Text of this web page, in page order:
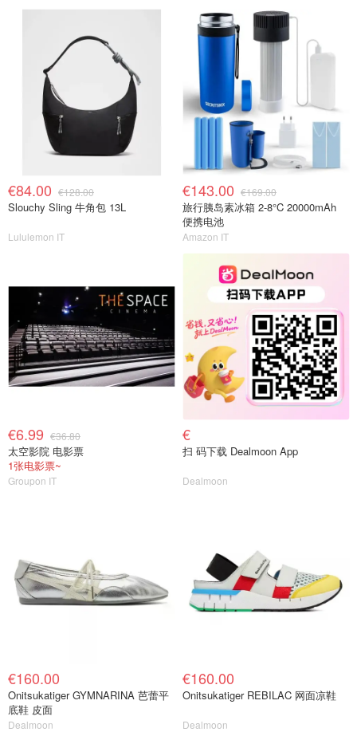
€84.00 €128.00
Slouchy Sling 牛角包 13L
Lululemon IT
€143.00 €169.00
旅行胰岛素冰箱 2-8°C 20000mAh
便携电池
Amazon IT
€6.99 €36.80
太空影院 电影票
1张电影票~
Groupon IT
€
扫 码下载 Dealmoon App
Dealmoon
€160.00
Onitsukatiger GYMNARINA 芭蕾平
底鞋 皮面
Dealmoon
€160.00
Onitsukatiger REBILAC 网面凉鞋
Dealmoon